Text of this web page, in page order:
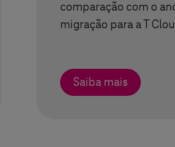
comparação com o
migração para aT
Saiba mais